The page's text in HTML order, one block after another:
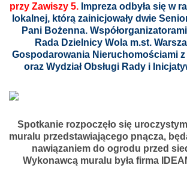
przy Zawiszy 5.Impreza odbyła się w
lokalnej, którą zainicjowały dwie
Pani Bożenna.
Rada Dzielnicy Wola m.st.
Gospodarowania Nieruchomościami
oraz Wydział Obsługi Rady i
Spotkanie rozpoczęło się
muralu przedstawiającego pnącza,
nawiązaniem do ogrodu przed
Wykonawcą muralu była firma